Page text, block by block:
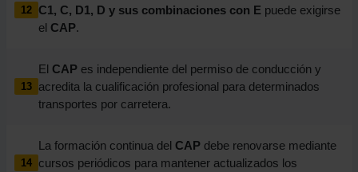
12
C1, C, D1, D y sus combinaciones con E puede exigirse
el CAP.
13
El CAPes independiente del permiso de conducción y
acredita la cualificación profesional para determinados
transportes por carretera.
14
La formación continua del CAPdebe renovarse mediante
cursos periódicos para mantener actualizados los